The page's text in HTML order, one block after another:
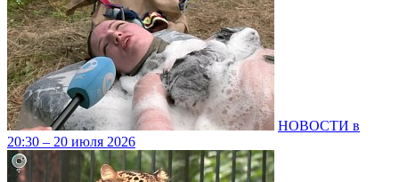
НОВОСТИ в
20:30 – 20 июля 2026